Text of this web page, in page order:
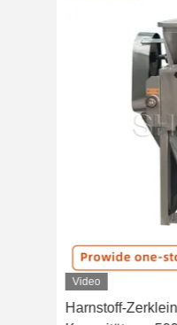
Video
Harnstoff-